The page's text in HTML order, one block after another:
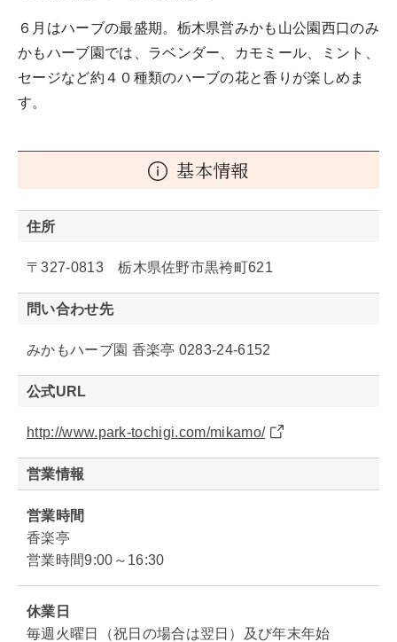
６月はハーブの最盛期。栃木県営みかも山公園西口のみ
かもハーブ園では、ラベンダー、カモミール、ミント、
セージなど約４０種類のハーブの花と香りが楽しめま
す。
基本情報
住所
〒327-0813 栃木県佐野市黒袴町621
問い合わせ先
みかもハーブ園 香楽亭 0283-24-6152
公式URL
http://www.park-tochigi.com/mikamo/
営業情報
営業時間
香楽亭
営業時間9:00～16:30
休業日
毎週火曜日（祝日の場合は翌日）及び年末年始